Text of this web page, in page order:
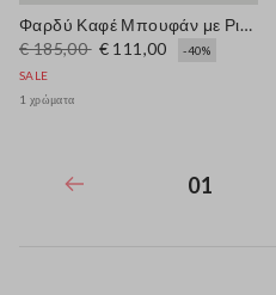
Φαρδύ Καφέ Μπουφάν με Ριγέ Γιακά
€ 185,00 € 111,00
-40%
SALE
1 χρώματα
01